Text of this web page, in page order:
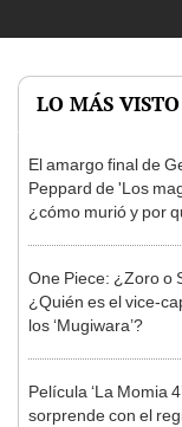
LO MÁS VISTO
El amargo final de
Peppard de 'Los
¿cómo murió y por
One Piece: ¿Zoro o
¿Quién es el vice-
los ‘Mugiwara’?
Película ‘La Momia
sorprende con el